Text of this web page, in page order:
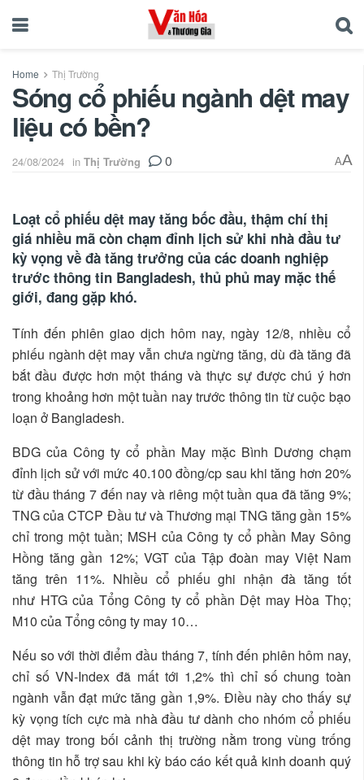
Home Thị Trường
Sóng cổ phiếu ngành dệt may
liệu có bền?
24/08/2024 in Thị Trường 0 AA
Loạt cổ phiếu dệt may tăng bốc đầu, thậm chí thị
giá nhiều mã còn chạm đỉnh lịch sử khi nhà đầu tư
kỳ vọng về đà tăng trưởng của các doanh nghiệp
trước thông tin Bangladesh, thủ phủ may mặc thế
giới, đang gặp khó.
Tính đến phiên giao dịch hôm nay, ngày 12/8, nhiều cổ
phiếu ngành dệt may vẫn chưa ngừng tăng, dù đà tăng đã
bắt đầu được hơn một tháng và thực sự được chú ý hơn
trong khoảng hơn một tuần nay trước thông tin từ cuộc bạo
loạn ở Bangladesh.
BDG của Công ty cổ phần May mặc Bình Dương chạm
đỉnh lịch sử với mức 40.100 đồng/cp sau khi tăng hơn 20%
từ đầu tháng 7 đến nay và riêng một tuần qua đã tăng 9%;
TNG của CTCP Đầu tư và Thương mại TNG tăng gần 15%
chỉ trong một tuần; MSH của Công ty cổ phần May Sông
Hồng tăng gần 12%; VGT của Tập đoàn may Việt Nam
tăng trên 11%. Nhiều cổ phiếu ghi nhận đà tăng tốt
như HTG của Tổng Công ty cổ phần Dệt may Hòa Thọ;
M10 của Tổng công ty may 10…
Nếu so với thời điểm đầu tháng 7, tính đến phiên hôm nay,
chỉ số VN-Index đã mất tới 1,2% thì chỉ số chung toàn
ngành vẫn đạt mức tăng gần 1,9%. Điều này cho thấy sự
kỳ vọng tích cực mà nhà đầu tư dành cho nhóm cổ phiếu
dệt may trong bối cảnh thị trường nằm trong vùng trống
thông tin hỗ trợ sau khi kỳ báo cáo kết quả kinh doanh quý